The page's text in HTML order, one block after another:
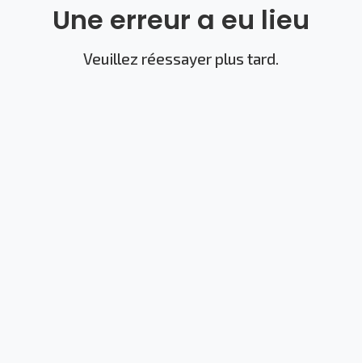
Une erreur a eu lieu
Veuillez réessayer plus tard.